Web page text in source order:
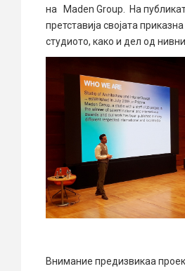
на Maden Group. На
претставија својата
студиото, како и дел од
Внимание предизвикаа